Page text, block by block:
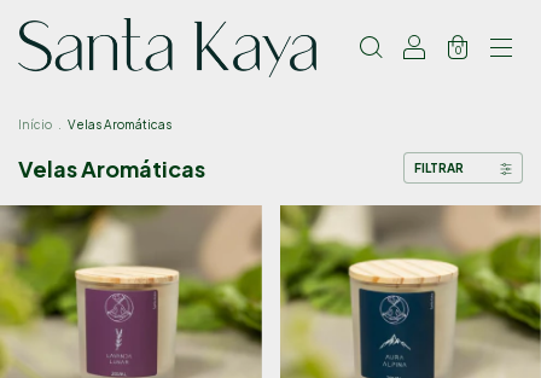
0
Início Velas Aromáticas
Velas Aromáticas FILTRAR